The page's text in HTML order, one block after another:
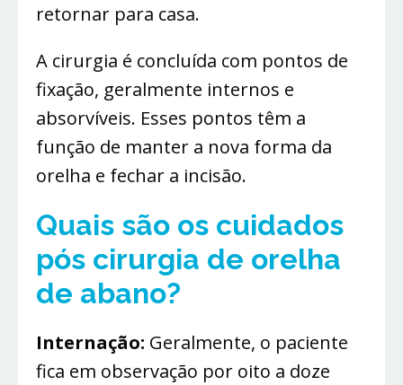
retornar para casa.
A cirurgia é concluída com pontos de
fixação, geralmente internos e
absorvíveis. Esses pontos têm a
função de manter a nova forma da
orelha e fechar a incisão.
Quais são os cuidados
pós cirurgia de orelha
de abano?
Internação: Geralmente, o paciente
fica em observação por oito a doze